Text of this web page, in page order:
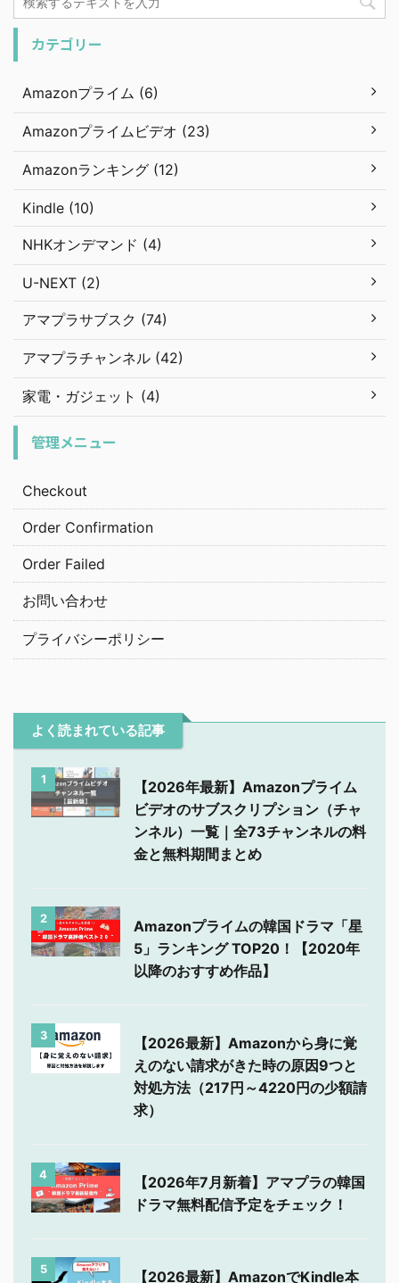
カテゴリー
Amazonプライム (6)
Amazonプライムビデオ (23)
Amazonランキング (12)
Kindle (10)
NHKオンデマンド (4)
U-NEXT (2)
アマプラサブスク (74)
アマプラチャンネル (42)
家電・ガジェット (4)
管理メニュー
Checkout
Order Confirmation
Order Failed
お問い合わせ
プライバシーポリシー
よく読まれている記事
1
【2026年最新】Amazonプライム
ビデオのサブスクリプション（チャ
ンネル）一覧｜全73チャンネルの料
金と無料期間まとめ
2
Amazonプライムの韓国ドラマ「星
5」ランキング TOP20！【2020年
以降のおすすめ作品】
3
【2026最新】Amazonから身に覚
えのない請求がきた時の原因9つと
対処方法（217円～4220円の少額請
求）
4
【2026年7月新着】アマプラの韓国
ドラマ無料配信予定をチェック！
5 【2026最新】AmazonでKindle本